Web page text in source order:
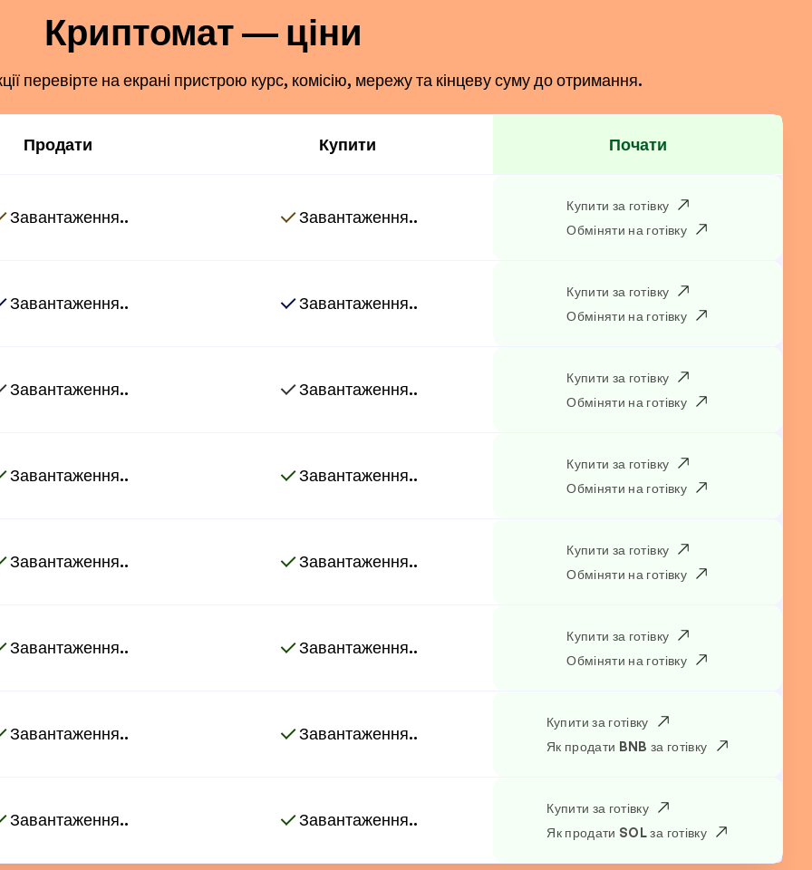
Криптомат — ціни
перевірте на екрані пристрою курс, комісію, мережу та кінцеву суму до отримання.
Продати Купити Почати
Завантаження.. Завантаження..
Купити за готівку
Обміняти на готівку
Завантаження.. Завантаження..
Купити за готівку
Обміняти на готівку
Завантаження.. Завантаження..
Купити за готівку
Обміняти на готівку
Завантаження.. Завантаження..
Купити за готівку
Обміняти на готівку
Завантаження.. Завантаження..
Купити за готівку
Обміняти на готівку
Завантаження.. Завантаження..
Купити за готівку
Обміняти на готівку
Завантаження.. Завантаження..
Купити за готівку
Як продати BNB за готівку
Завантаження.. Завантаження..
Купити за готівку
Як продати SOL за готівку